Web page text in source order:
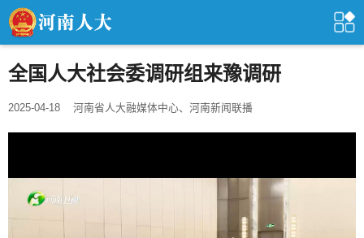
全国人大社会委调研组来豫调研
2025-04-18 河南省人大融媒体中心、河南新闻联播